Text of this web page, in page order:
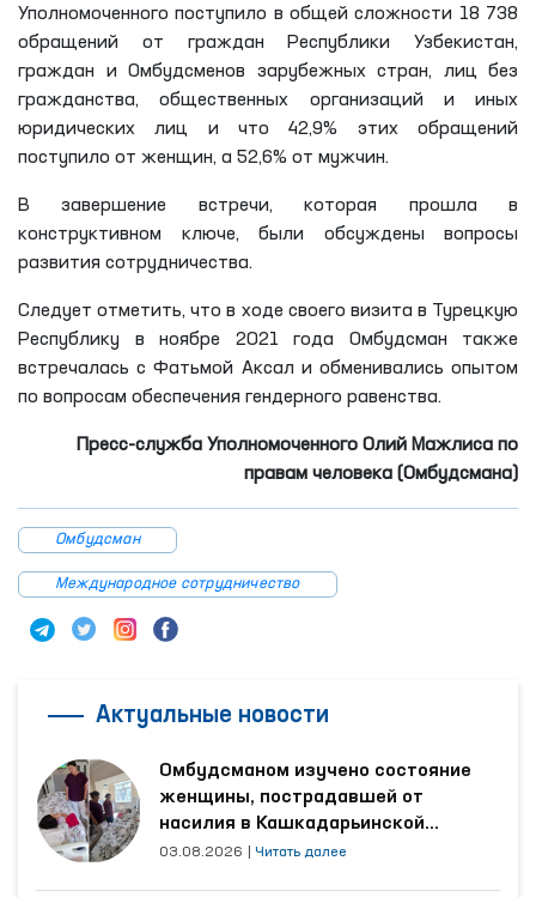
Уполномоченного поступило в общей сложности 18 738
обращений от граждан Республики Узбекистан,
граждан и Омбудсменов зарубежных стран, лиц без
гражданства, общественных организаций и иных
юридических лиц и что 42,9% этих обращений
поступило от женщин, а 52,6% от мужчин.
В завершение встречи, которая прошла в
конструктивном ключе, были обсуждены вопросы
развития сотрудничества.
Следует отметить, что в ходе своего визита в Турецкую
Республику в ноябре 2021 года Омбудсман также
встречалась с Фатьмой Аксал и обменивались опытом
по вопросам обеспечения гендерного равенства.
Пресс-служба Уполномоченного Олий Мажлиса по
правам человека (Омбудсмана)
Омбудсман
Международное сотрудничество
Актуальные новости
Омбудсманом изучено состояние
женщины, пострадавшей от
насилия в Кашкадарьинской
области
03.08.2026 Читать далее